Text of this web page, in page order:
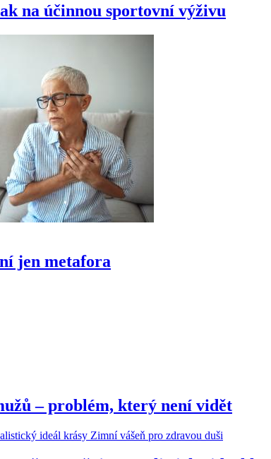
na účinnou sportovní výživu
jen metafora
– problém, který není vidět
Zimní vášeň pro zdravou duši